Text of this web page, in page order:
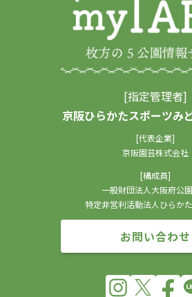
[指定管理者]
京阪ひらかたスポーツみ
[代表企業]
京阪園芸株式会社
[構成員]
一般財団法人大阪府公
特定非営利活動法人ひらか
お問い合わせ